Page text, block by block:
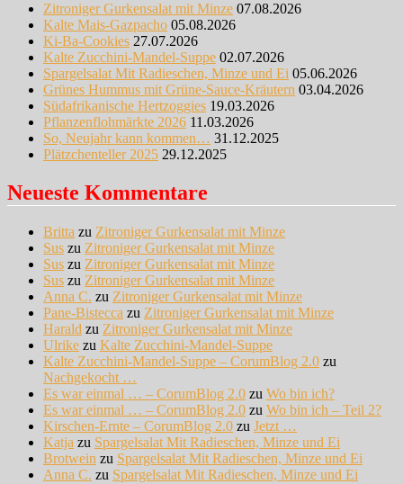
Zitroniger Gurkensalat mit Minze 07.08.2026
Kalte Mais-Gazpacho 05.08.2026
Ki-Ba-Cookies 27.07.2026
Kalte Zucchini-Mandel-Suppe 02.07.2026
Spargelsalat Mit Radieschen, Minze und Ei 05.06.2026
Grünes Hummus mit Grüne-Sauce-Kräutern 03.04.2026
Südafrikanische Hertzoggies 19.03.2026
Pflanzenflohmärkte 2026 11.03.2026
So, Neujahr kann kommen… 31.12.2025
Plätzchenteller 2025 29.12.2025
Neueste Kommentare
Britta zu Zitroniger Gurkensalat mit Minze
Sus zu Zitroniger Gurkensalat mit Minze
Sus zu Zitroniger Gurkensalat mit Minze
Sus zu Zitroniger Gurkensalat mit Minze
Anna C. zu Zitroniger Gurkensalat mit Minze
Pane-Bistecca zu Zitroniger Gurkensalat mit Minze
Harald zu Zitroniger Gurkensalat mit Minze
Ulrike zu Kalte Zucchini-Mandel-Suppe
Kalte Zucchini-Mandel-Suppe – CorumBlog 2.0 zu
Nachgekocht …
Es war einmal … – CorumBlog 2.0 zu Wo bin ich?
Es war einmal … – CorumBlog 2.0 zu Wo bin ich – Teil 2?
Kirschen-Ernte – CorumBlog 2.0 zu Jetzt …
Katja zu Spargelsalat Mit Radieschen, Minze und Ei
Brotwein zu Spargelsalat Mit Radieschen, Minze und Ei
Anna C. zu Spargelsalat Mit Radieschen, Minze und Ei